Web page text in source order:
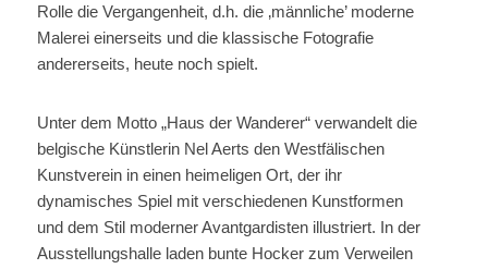
Rolle die Vergangenheit, d.h. die ‚männliche’ moderne
Malerei einerseits und die klassische Fotografie
andererseits, heute noch spielt.
Unter dem Motto „Haus der Wanderer“ verwandelt die
belgische Künstlerin Nel Aerts den Westfälischen
Kunstverein in einen heimeligen Ort, der ihr
dynamisches Spiel mit verschiedenen Kunstformen
und dem Stil moderner Avantgardisten illustriert. In der
Ausstellungshalle laden bunte Hocker zum Verweilen